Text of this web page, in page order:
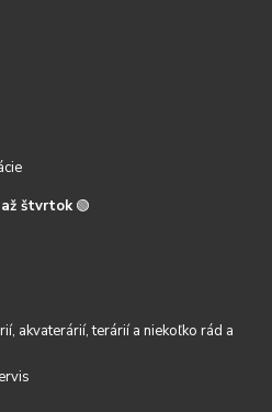
štvrtok 🟢
akvaterárií, terárií a niekoľko rád a